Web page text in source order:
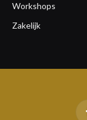
Workshops
Zakelijk